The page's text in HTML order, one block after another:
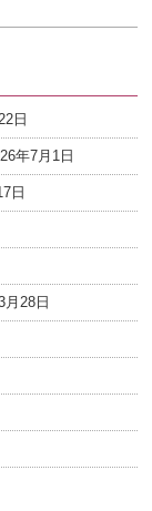
日
年7月1日
日
月28日